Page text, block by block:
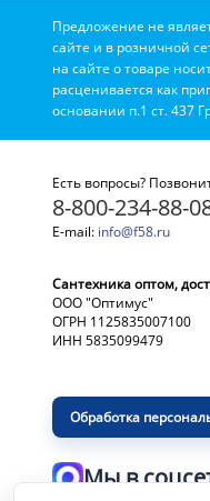
Предложение не
сайте и в розничной
на сайте о товаре
расценивается как
основании п.1 ст. 437
Есть вопросы?
8-800-234-88-
E-mail: info@f58.ru
Сантехника оптом,
ООО "Оптимус"
ОГРН 1125835007100
ИНН 5835099479
Обработка
Мы в